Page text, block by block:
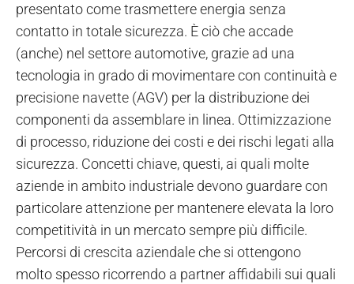
presentato come trasmettere energia senza
contatto in totale sicurezza. È ciò che accade
(anche) nel settore automotive, grazie ad una
tecnologia in grado di movimentare con continuità e
precisione navette (AGV) per la distribuzione dei
componenti da assemblare in linea. Ottimizzazione
di processo, riduzione dei costi e dei rischi legati alla
sicurezza. Concetti chiave, questi, ai quali molte
aziende in ambito industriale devono guardare con
particolare attenzione per mantenere elevata la loro
competitività in un mercato sempre più difficile.
Percorsi di crescita aziendale che si ottengono
molto spesso ricorrendo a partner affidabili sui quali